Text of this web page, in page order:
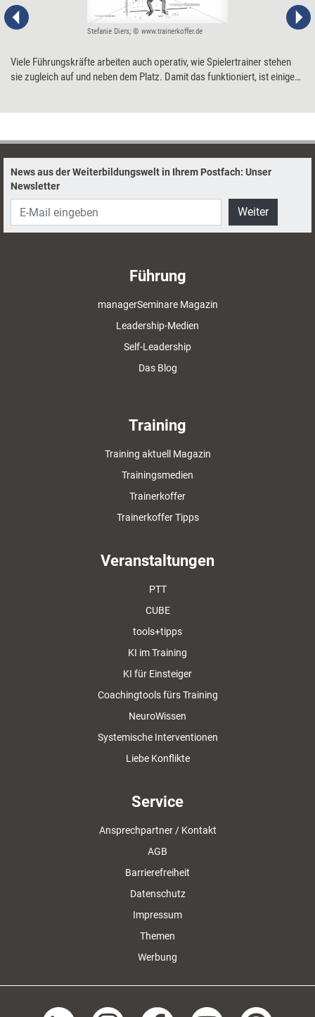
Stefanie Diers; © www.trainerkoffer.de
Viele Führungskräfte arbeiten auch operativ, wie Spielertrainer stehen
sie zugleich auf und neben dem Platz. Damit das funktioniert, ist einiges
News aus der Weiterbildungswelt in Ihrem Postfach: Unser
Newsletter
Weiter
Führung
managerSeminare Magazin
Leadership-Medien
Self-Leadership
Das Blog
Training
Training aktuell Magazin
Trainingsmedien
Trainerkoffer
Trainerkoffer Tipps
Veranstaltungen
PTT
CUBE
tools+tipps
KI im Training
KI für Einsteiger
Coachingtools fürs Training
NeuroWissen
Systemische Interventionen
Liebe Konflikte
Service
Ansprechpartner / Kontakt
AGB
Barrierefreiheit
Datenschutz
Impressum
Themen
Werbung